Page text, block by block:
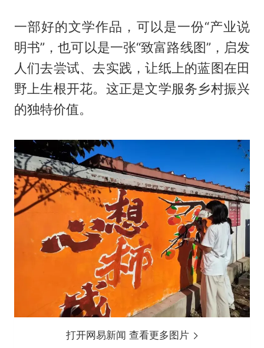
一部好的文学作品，可以是一份“产业说
明书”，也可以是一张“致富路线图”，启发
人们去尝试、去实践，让纸上的蓝图在田
野上生根开花。这正是文学服务乡村振兴
的独特价值。
打开网易新闻 查看更多图片